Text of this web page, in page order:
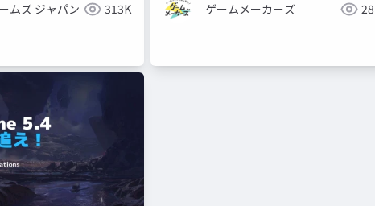
ムズ ジャパン 313K ゲームメーカーズ